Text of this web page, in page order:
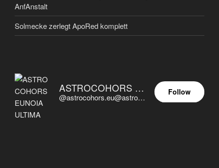
AnfAnstalt
Solmecke zerlegt ApoRed komplett
ASTROCOHORS EUNOIA ULTIMA
@astrocohors.eu@astrocohors.eu
Follow